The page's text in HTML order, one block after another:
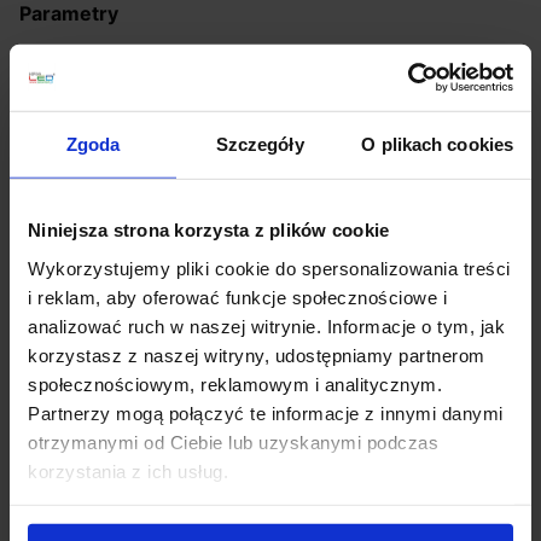
Zgoda Szczegóły O plikach cookies
Niniejsza strona korzysta z plików cookie
Wykorzystujemy pliki cookie do spersonalizowania treści
i reklam, aby oferować funkcje społecznościowe i
analizować ruch w naszej witrynie. Informacje o tym, jak
korzystasz z naszej witryny, udostępniamy partnerom
społecznościowym, reklamowym i analitycznym.
Partnerzy mogą połączyć te informacje z innymi danymi
otrzymanymi od Ciebie lub uzyskanymi podczas
korzystania z ich usług.
Parametry
wysokość klosza (cm): 43
średnica (cm): 40
ilość źródeł: 4
rodzaj trzonka: E14
napięcie: 230 V
źródło w zestawie: Brak
możliwość ściemniania: Tak, z zastosowaniem
ściemnialnej żarówki.
kolor lampy: złoty i odcienie złota
materiał: metal/kryształ
IP: 20
Szczegóły produktu